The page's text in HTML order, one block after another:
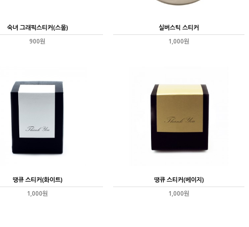
숙녀 그래픽스티커(스몰)
900원
실버스틱 스티커
1,000원
땡큐 스티커(화이트)
1,000원
땡큐 스티커(베이지)
1,000원